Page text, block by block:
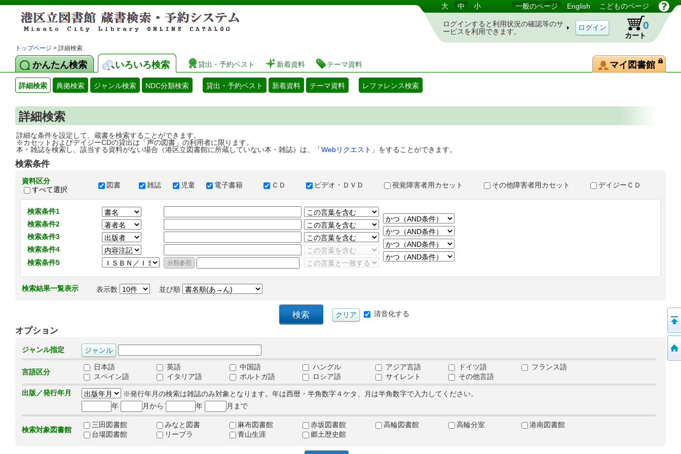
港区立図書館 蔵書検索・予約システム 大 中 小 一般のページ English こどものページ
ログインすると利用状況の確認等のサ
ービスを利用できます。
カート
0
トップページ > 詳細検索
かんたん検索 いろいろ検索 貸出・予約ベスト 新着資料 テーマ資料 マイ図書館
詳細検索 典拠検索 ジャンル検索 NDC分類検索 貸出・予約ベスト 新着資料 テーマ資料 レファレンス検索
詳細検索
詳細な条件を設定して、蔵書を検索することができます。
※カセットおよびデイジーCDの貸出は「声の図書」の利用者に限ります。
本・雑誌を検索し、該当する資料がない場合（港区立図書館に所蔵していない本・雑誌）は、「Webリクエスト 」をすることができます。
検索条件
資料区分
すべて選択
図書 雑誌 児童 電子書籍 ＣＤ ビデオ・ＤＶＤ 視覚障害者用カセット その他障害者用カセット デイジーＣＤ
検索条件1
検索条件2
検索条件3
検索条件4
検索条件5
検索結果一覧表示 表示数 並び順
清音化する
オプション
ジャンル指定
言語区分
日本語 英語 中国語 ハングル アジア言語 ドイツ語
フランス語
スペイン語
イタリア語 ポルトガ語 ロシア語 サイレント
その他言語
出版／発行年月
※発行年月の検索は雑誌のみ対象となります。年は西暦・半角数字４ケタ、月は半角数字で入力してください。
年
月から 年 月まで
検索対象図書館
三田図書館 みなと図書 麻布図書館 赤坂図書館 高輪図書館 高輪分室
港南図書館
台場図書館
リーブラ 青山生涯 郷土歴史館